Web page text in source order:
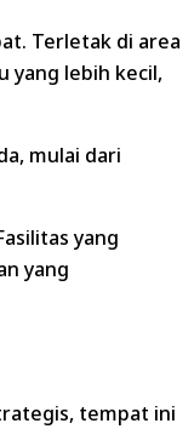
Terletak di area
yang lebih kecil,
mulai dari
yang
yang
tempat ini